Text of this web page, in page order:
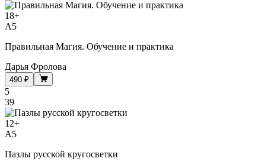
18+
A5
Правильная Магия. Обучение и практика
Дарья Фролова
490 ₽
5
39
12+
A5
Пазлы русской кругосветки